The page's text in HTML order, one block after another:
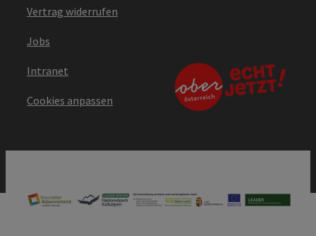
Vertrag widerrufen
Jobs
Intranet
Cookies anpassen